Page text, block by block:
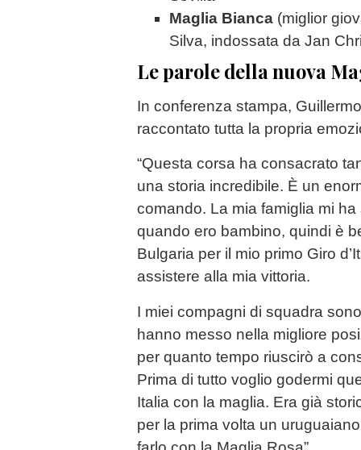
Maglia Bianca (miglior
Silva, indossata da Jan
Le parole della nuova
In conferenza stampa,
raccontato tutta la propria
“Questa corsa ha consacrato
una storia incredibile. È un
comando. La mia famiglia mi
quando ero bambino, quindi è
Bulgaria per il mio primo Giro
assistere alla mia vittoria.
I miei compagni di squadra
hanno messo nella migliore
per quanto tempo riuscirò a
Prima di tutto voglio godermi
Italia con la maglia. Era già
per la prima volta un